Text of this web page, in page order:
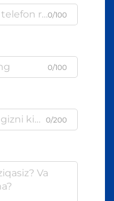
0/100
0/100
0/200